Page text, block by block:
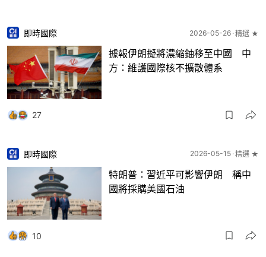
即時國際 2026-05-26 精選 ★
據報伊朗擬將濃縮鈾移至中國 中
方：維護國際核不擴散體系
27
即時國際 2026-05-15 精選 ★
特朗普：習近平可影響伊朗 稱中
國將採購美國石油
10